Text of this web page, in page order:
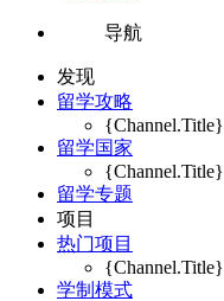
导航
发现
留学攻略
{Channel.Title}
留学国家
{Channel.Title}
留学专题
项目
热门项目
{Channel.Title}
学制模式